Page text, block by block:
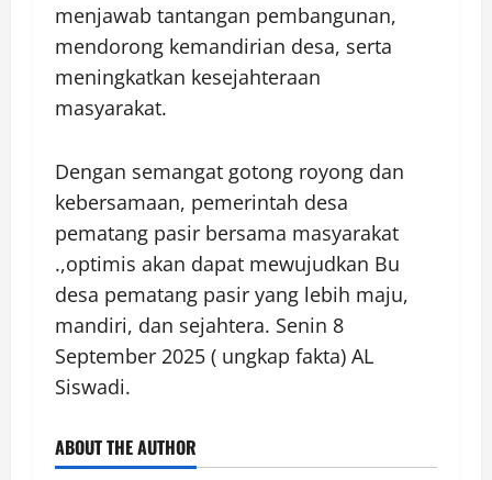
menjawab tantangan pembangunan,
mendorong kemandirian desa, serta
meningkatkan kesejahteraan
masyarakat.
Dengan semangat gotong royong dan
kebersamaan, pemerintah desa
pematang pasir bersama masyarakat
.,optimis akan dapat mewujudkan Bu
desa pematang pasir yang lebih maju,
mandiri, dan sejahtera. Senin 8
September 2025 ( ungkap fakta) AL
Siswadi.
ABOUT THE AUTHOR